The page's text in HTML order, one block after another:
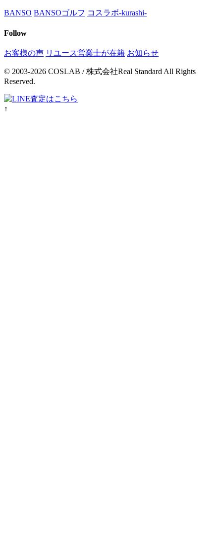
BANSO BANSOゴルフ コスラボ-kurashi-
Follow
お客様の声 リユース営業士が在籍 お知らせ
© 2003-2026 COSLAB / 株式会社Real Standard All Rights
Reserved.
↑